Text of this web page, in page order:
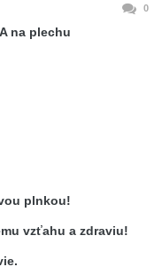
0
na plechu
plnkou!
vzťahu a zdraviu!